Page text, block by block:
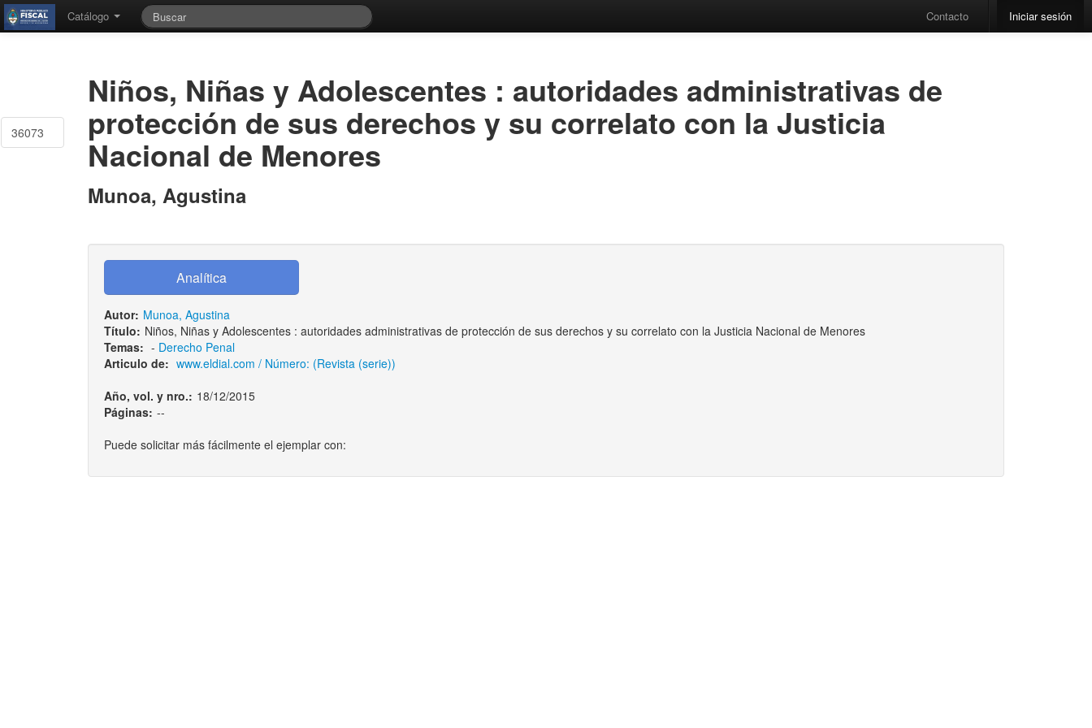
Catálogo Contacto Iniciar sesión
36073
Niños, Niñas y Adolescentes : autoridades administrativas de
protección de sus derechos y su correlato con la Justicia
Nacional de Menores
Munoa, Agustina
Autor: Munoa, Agustina
Título: Niños, Niñas y Adolescentes : autoridades administrativas de protección de sus derechos y su correlato con la Justicia Nacional de Menores
Temas: - Derecho Penal
Articulo de: www.eldial.com / Número: (Revista (serie))
Año, vol. y nro.: 18/12/2015
Páginas: --
Puede solicitar más fácilmente el ejemplar con: